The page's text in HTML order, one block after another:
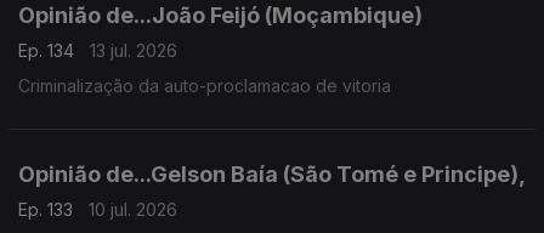
Opinião de...João Feijó (Moçambique)
Ep. 134
13 jul. 2026
Criminalização da auto-proclamacao de vitoria
Opinião de...Gelson Baía (São Tomé e Principe),
Ep. 133
10 jul. 2026